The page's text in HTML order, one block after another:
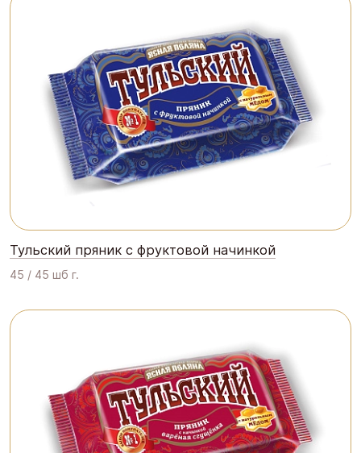
Тульский пряник с фруктовой начинкой
45 / 45 шб г.